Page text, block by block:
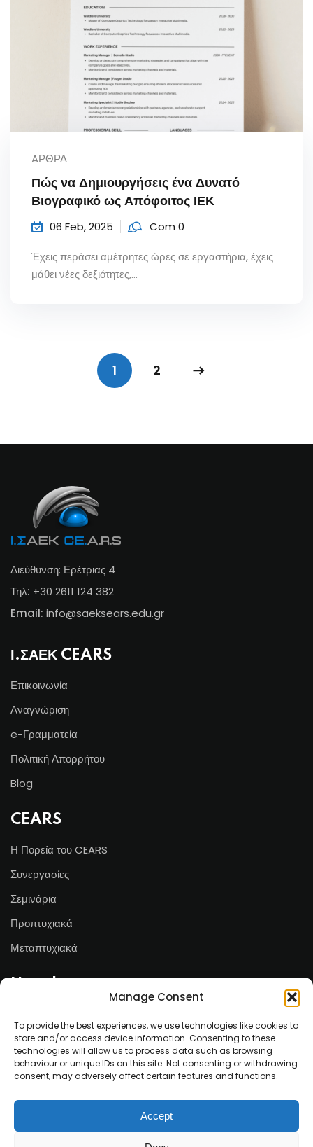
Manage Consent
To provide the best experiences, we use technologies like cookies to
store and/or access device information. Consenting to these
technologies will allow us to process data such as browsing
behaviour or unique IDs on this site. Not consenting or withdrawing
consent, may adversely affect certain features and functions.
Accept
AΡΘΡΑ
Πώς να Δημιουργήσεις ένα Δυνατό
Βιογραφικό ως Απόφοιτος ΙΕΚ
06 Feb, 2025 Com 0
Έχεις περάσει αμέτρητες ώρες σε εργαστήρια, έχεις
μάθει νέες δεξιότητες,...
1 2
Διεύθυνση: Ερέτριας 4
Τηλ: +30 2611 124 382
Email: info@saeksears.edu.gr
Ι.ΣΑΕΚ CEARS
Επικοινωνία
Αναγνώριση
e-Γραμματεία
Πολιτική Απορρήτου
Blog
CEARS
Η Πορεία του CEARS
Συνεργασίες
Σεμινάρια
Προπτυχιακά
Μεταπτυχιακά
Email*
Ονοματεπώνυμο